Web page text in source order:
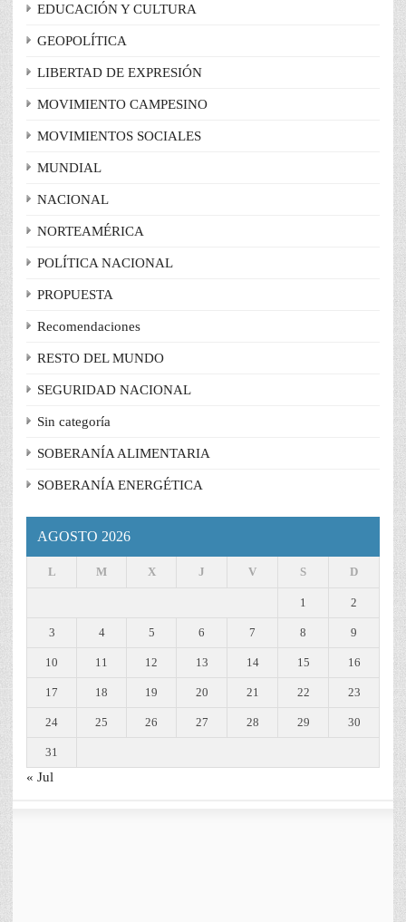
EDUCACIÓN Y CULTURA
GEOPOLÍTICA
LIBERTAD DE EXPRESIÓN
MOVIMIENTO CAMPESINO
MOVIMIENTOS SOCIALES
MUNDIAL
NACIONAL
NORTEAMÉRICA
POLÍTICA NACIONAL
PROPUESTA
Recomendaciones
RESTO DEL MUNDO
SEGURIDAD NACIONAL
Sin categoría
SOBERANÍA ALIMENTARIA
SOBERANÍA ENERGÉTICA
AGOSTO 2026
L M X J V S D
1 2
3 4 5 6 7 8 9
10 11 12 13 14 15 16
17 18 19 20 21 22 23
24 25 26 27 28 29 30
31
« Jul